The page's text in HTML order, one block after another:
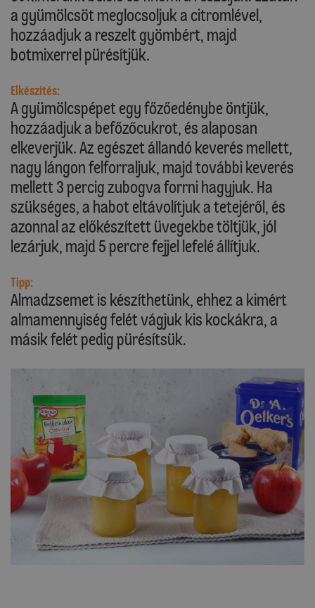
a gyümölcsöt meglocsoljuk a citromlével,
hozzáadjuk a reszelt gyömbért, majd
botmixerrel pürésítjük.
Elkészítés:
A gyümölcspépet egy főzőedénybe öntjük,
hozzáadjuk a befőzőcukrot, és alaposan
elkeverjük. Az egészet állandó keverés mellett,
nagy lángon felforraljuk, majd további keverés
mellett 3 percig zubogva forrni hagyjuk. Ha
szükséges, a habot eltávolítjuk a tetejéről, és
azonnal az előkészített üvegekbe töltjük, jól
lezárjuk, majd 5 percre fejjel lefelé állítjuk.
Tipp:
Almadzsemet is készíthetünk, ehhez a kimért
almamennyiség felét vágjuk kis kockákra, a
másik felét pedig pürésítsük.